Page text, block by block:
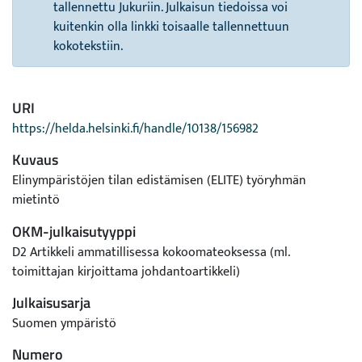
tallennettu Jukuriin. Julkaisun tiedoissa voi
kuitenkin olla linkki toisaalle tallennettuun
kokotekstiin.
URI
https://helda.helsinki.fi/handle/10138/156982
Kuvaus
Elinympäristöjen tilan edistämisen (ELITE) työryhmän
mietintö
OKM-julkaisutyyppi
D2 Artikkeli ammatillisessa kokoomateoksessa (ml.
toimittajan kirjoittama johdantoartikkeli)
Julkaisusarja
Suomen ympäristö
Numero